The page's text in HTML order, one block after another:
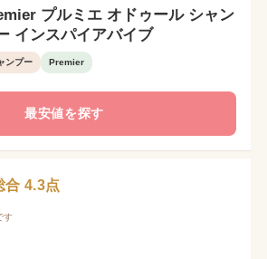
プルミエ オドゥール シャン
インスパイアバイブ
ンプー Premier
最安値を探す
合 4.3点
す